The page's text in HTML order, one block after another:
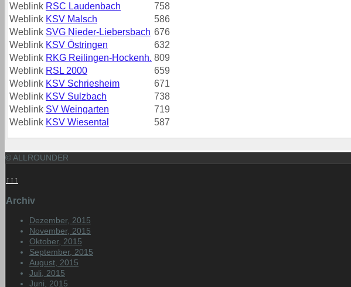
Weblink RSC Laudenbach
758
Weblink KSV Malsch
586
Weblink SVG Nieder-Liebersbach 676
Weblink KSV Östringen
632
Weblink RKG Reilingen-Hockenh. 809
Weblink RSL 2000
659
Weblink KSV Schriesheim
671
Weblink KSV Sulzbach
738
Weblink SV Weingarten
719
Weblink KSV Wiesental 587
© ALLROUNDER
↑↑↑
Archiv
Dezember, 2015
November, 2015
Oktober, 2015
September, 2015
August, 2015
Juli, 2015
Juni, 2015